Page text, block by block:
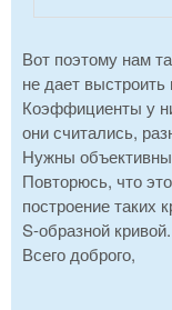
Вот поэтому нам
не дает
Коэффициенты у
они считались,
Нужны
Повторюсь, что
построение таких
S-образной кривой.
Всего доброго,